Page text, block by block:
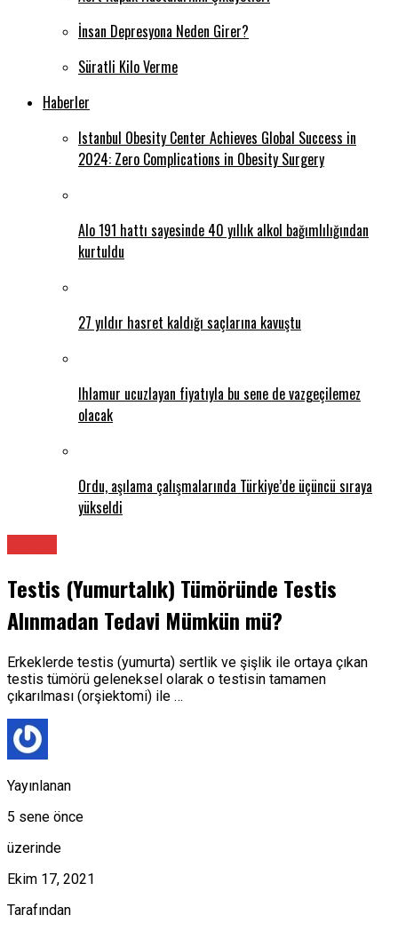
İnsan Depresyona Neden Girer?
Süratli Kilo Verme
Haberler
Istanbul Obesity Center Achieves Global Success in
2024: Zero Complications in Obesity Surgery
Alo 191 hattı sayesinde 40 yıllık alkol bağımlılığından
kurtuldu
27 yıldır hasret kaldığı saçlarına kavuştu
Ihlamur ucuzlayan fiyatıyla bu sene de vazgeçilemez
olacak
Ordu, aşılama çalışmalarında Türkiye’de üçüncü sıraya
yükseldi
Testis (Yumurtalık) Tümöründe Testis
Alınmadan Tedavi Mümkün mü?
Erkeklerde testis (yumurta) sertlik ve şişlik ile ortaya çıkan
testis tümörü geleneksel olarak o testisin tamamen
çıkarılması (orşiektomi) ile …
Yayınlanan
5 sene önce
üzerinde
Ekim 17, 2021
Tarafından